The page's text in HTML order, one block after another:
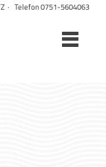
· Telefon 0751-5604063